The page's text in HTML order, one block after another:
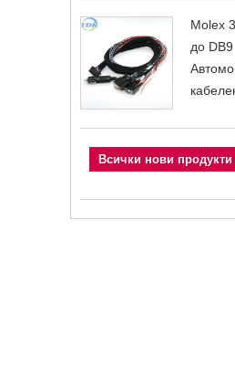
Molex
до DB9
Всички нови продукти